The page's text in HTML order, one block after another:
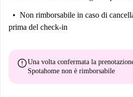
Non rimborsabile in caso di
prima del check-in
errorUna volta confermata la
Spotahome non è rimborsabile